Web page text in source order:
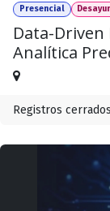
Presencial
Data-Driven
Analítica
Registros cerrados